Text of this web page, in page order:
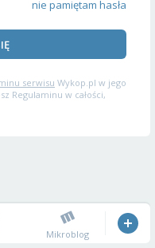
nie pamiętam hasła
serwisu Wykop.pl w jego
Regulaminu w całości,
Mikroblog